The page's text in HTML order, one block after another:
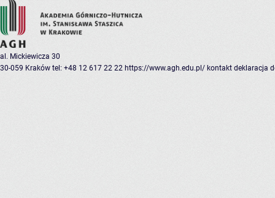
al. Mickiewicza 30
30-059 Kraków tel: +48 12 617 22 22 https://www.agh.edu.pl/ kontakt deklaracja